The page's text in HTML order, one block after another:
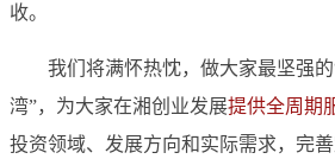
收。
我们将满怀热忱，做大家最坚强
湾”，为大家在湘创业发展提供全周期
投资领域、发展方向和实际需求，完